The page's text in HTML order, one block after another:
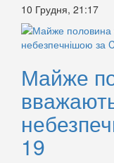
10 Грудня, 21:17
Майже
19